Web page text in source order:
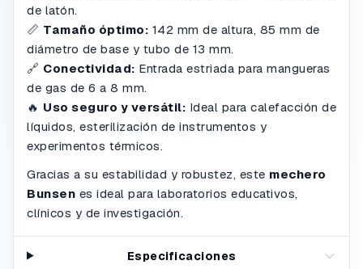
de latón.
📏 Tamaño óptimo: 142 mm de altura, 85 mm de
diámetro de base y tubo de 13 mm.
🔗 Conectividad: Entrada estriada para mangueras
de gas de 6 a 8 mm.
🔥 Uso seguro y versátil: Ideal para calefacción de
líquidos, esterilización de instrumentos y
experimentos térmicos.
Gracias a su estabilidad y robustez, este mechero
Bunsen es ideal para laboratorios educativos,
clínicos y de investigación.
Especificaciones